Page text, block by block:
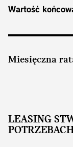
Wartość
Miesięczna
LEASING